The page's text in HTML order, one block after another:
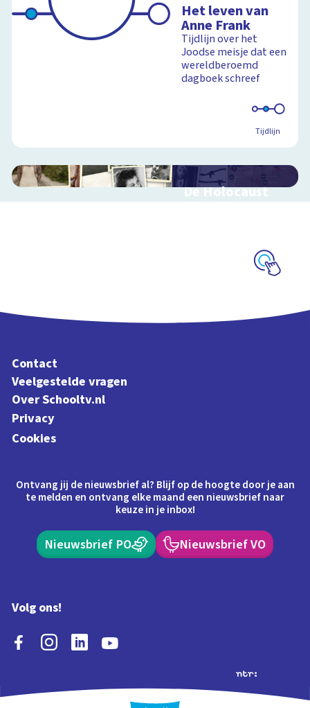
Het leven van
Anne Frank
Tijdlijn over het
Joodse meisje dat een
wereldberoemd
dagboek schreef
Tijdlijn
De Holocaust
Interactieve
Contact
Veelgestelde vragen
Over Schooltv.nl
Privacy
Cookies
Ontvang jij de nieuwsbrief al? Blijf op de hoogte door je aan
te melden en ontvang elke maand een nieuwsbrief naar
keuze in je inbox!
Nieuwsbrief PO Nieuwsbrief VO
Volg ons!